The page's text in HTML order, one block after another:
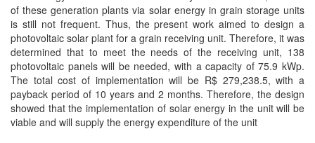
of these generation plants via solar energy in grain storage units
is still not frequent. Thus, the present work aimed to design a
photovoltaic solar plant for a grain receiving unit. Therefore, it was
determined that to meet the needs of the receiving unit, 138
photovoltaic panels will be needed, with a capacity of 75.9 kWp.
The total cost of implementation will be R$ 279,238.5, with a
payback period of 10 years and 2 months. Therefore, the design
showed that the implementation of solar energy in the unit will be
viable and will supply the energy expenditure of the unit